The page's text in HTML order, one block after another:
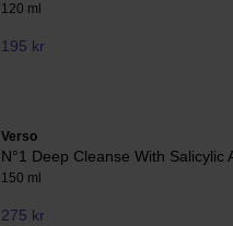
120 ml
195 kr
Verso
N°1 Deep Cleanse With Salicylic
150 ml
275 kr